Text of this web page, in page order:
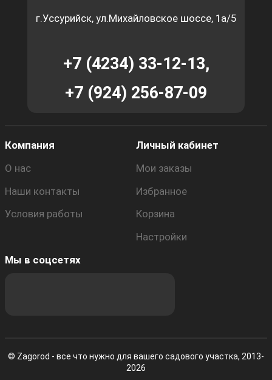
г.Уссурийск, ул.Михайловское шоссе, 1а/5
+7 (4234) 33-12-13,
+7 (924) 256-87-09
Компания
О нас
Наши контакты
Условия работы
Личный кабинет
Мои заказы
Избранное
Корзина
Настройки
Мы в соцсетях
© Zagorod - все что нужно для вашего садового участка, 2013-
2026